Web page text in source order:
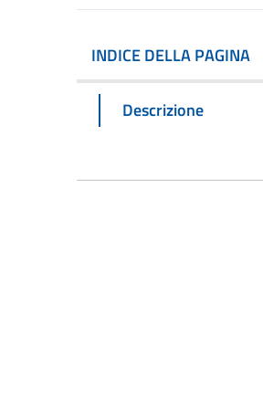
INDICE DELLA PAGINA
Descrizione